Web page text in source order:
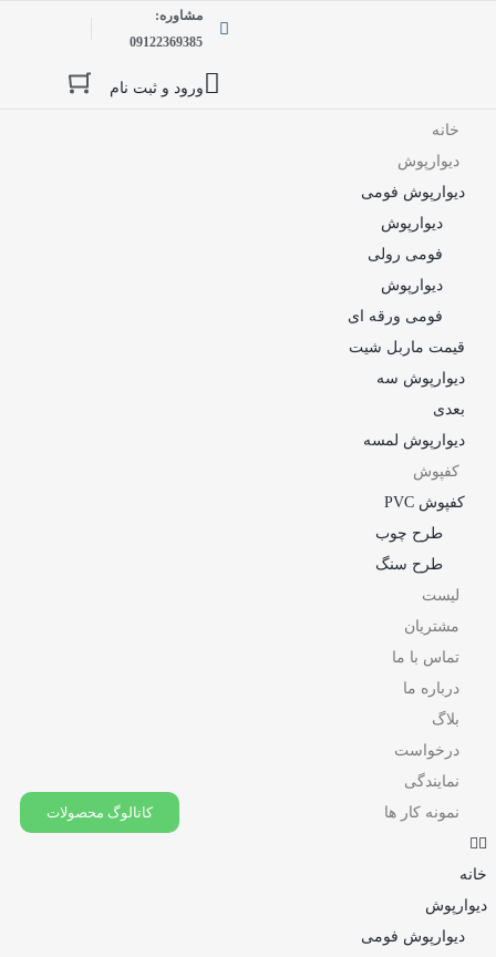
مشاوره:
09122369385
ورود و ثبت نام
خانه
دیوارپوش
دیوارپوش فومی
دیوارپوش
فومی رولی
دیوارپوش
فومی ورقه ای
قیمت ماربل شیت
دیوارپوش سه
بعدی
دیوارپوش لمسه
کفپوش
کفپوش PVC
طرح چوب
طرح سنگ
لیست
مشتریان
تماس با ما
درباره ما
بلاگ
درخواست
نمایندگی
نمونه کار ها
خانه
دیوارپوش
دیوارپوش فومی
کاتالوگ محصولات